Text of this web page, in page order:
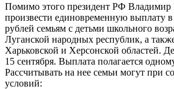
Помимо этого президент РФ Владимир
произвести единовременную выплату в
рублей семьям с детьми школьного
Луганской народных республик, а
Харьковской и Херсонской областей.
15 сентября. Выплата полагается
Рассчитывать на нее семьи могут при
условий: